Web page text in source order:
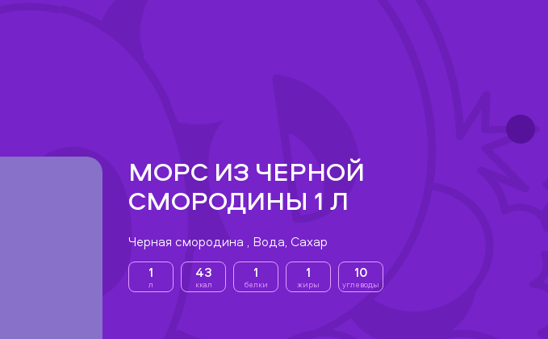
МОРС ИЗ ЧЕРНОЙ
СМОРОДИНЫ 1 Л
Черная смородина , Вода, Сахар
1
л
43
ккал
1
белки
1
жиры
10
углеводы